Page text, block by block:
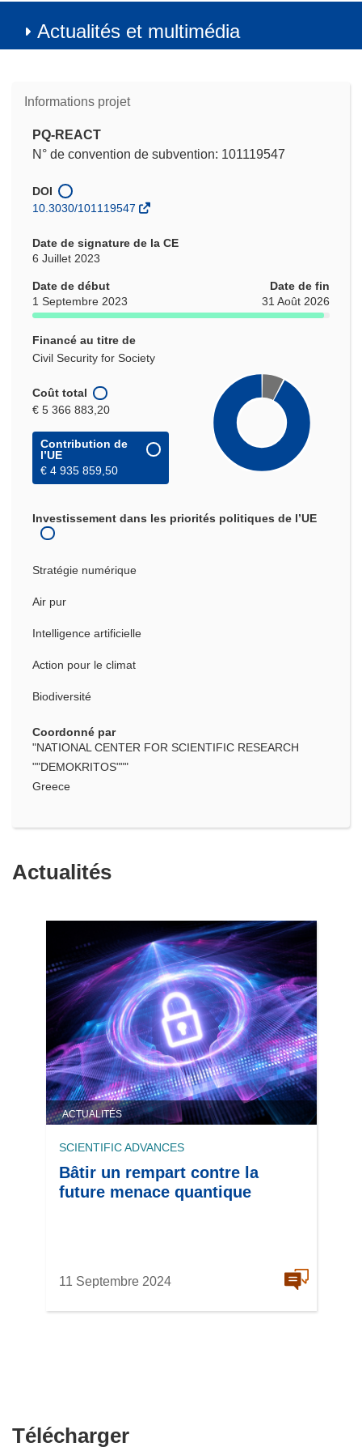
Actualités et multimédia
Informations projet
PQ-REACT
N° de convention de subvention: 101119547
DOI
10.3030/101119547
Date de signature de la CE
6 Juillet 2023
Date de début
1 Septembre 2023
Date de fin
31 Août 2026
Financé au titre de
Civil Security for Society
Coût total
€ 5 366 883,20
Contribution de
l’UE
€ 4 935 859,50
Investissement dans les priorités politiques de l’UE
Stratégie numérique
Air pur
Intelligence artificielle
Action pour le climat
Biodiversité
Coordonné par
"NATIONAL CENTER FOR SCIENTIFIC RESEARCH
""DEMOKRITOS"""
Greece
Actualités
ACTUALITÉS
SCIENTIFIC ADVANCES
Bâtir un rempart contre la
future menace quantique
11 Septembre 2024
TéléchargerTélécharger